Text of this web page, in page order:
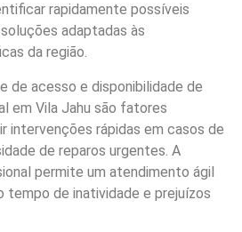
rapidamente possíveis
adaptadas às
da região.
de acesso e disponibilidade de
em Vila Jahu são fatores
intervenções rápidas em casos de
de reparos urgentes. A
permite um atendimento ágil
tempo de inatividade e prejuízos